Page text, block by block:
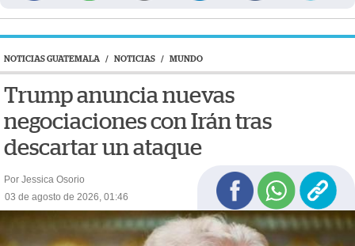
NOTICIAS GUATEMALA / NOTICIAS / MUNDO
Trump anuncia nuevas
negociaciones con Irán tras
descartar un ataque
Por Jessica Osorio
03 de agosto de 2026, 01:46